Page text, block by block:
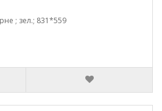
; зел.; 831*559